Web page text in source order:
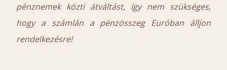
pénznemek közti átváltást, így nem szükséges,
hogy a számlán a pénzösszeg Euróban álljon
rendelkezésre!